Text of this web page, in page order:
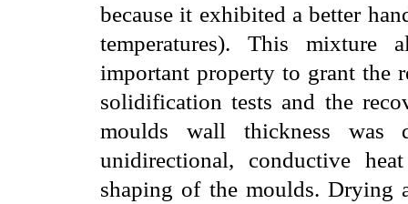
because it exhibited a better
temperatures). This mixture
important property to grant the
solidification tests and the
moulds wall thickness was
unidirectional, conductive
shaping of the moulds. Drying